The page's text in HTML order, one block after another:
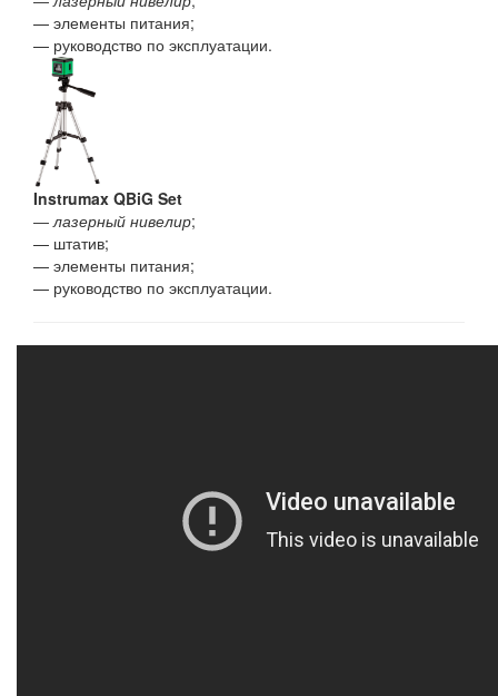
— элементы питания;
— руководство по эксплуатации.
Instrumax QBiG Set
―лазерный нивелир;
— штатив;
— элементы питания;
— руководство по эксплуатации.